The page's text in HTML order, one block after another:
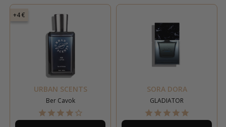
+4 €
URBAN SCENTS
Ber Cavok
SORA DORA
GLADIATOR